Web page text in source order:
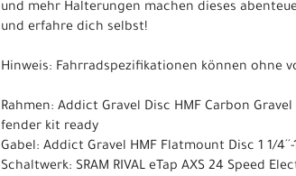
und mehr Halterungen machen dieses
und erfahre dich selbst!
Hinweis: Fahrradspezifikationen können ohne
Rahmen: Addict Gravel Disc HMF Carbon
fender kit ready
Gabel: Addict Gravel HMF Flatmount Disc 1 1/
Schaltwerk: SRAM RIVAL eTap AXS 24 Speed